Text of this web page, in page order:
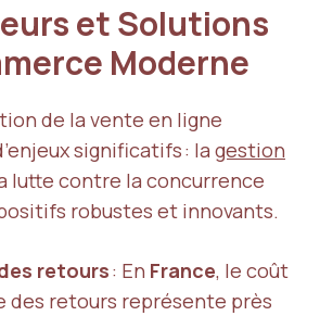
et Solutions
Moderne
de la vente en ligne
significatifs : la gestion
lutte contre la concurrence
robustes et innovants.
retours: En France, le coût
des retours représente près